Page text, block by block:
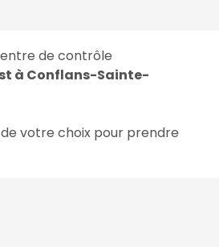
de contrôle
à Conflans-Sainte-
votre choix pour prendre